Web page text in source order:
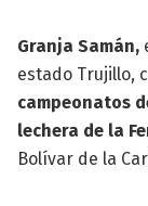
Granja Samán,
estado Trujillo,
campeonatos
lechera de la
Bolívar de la